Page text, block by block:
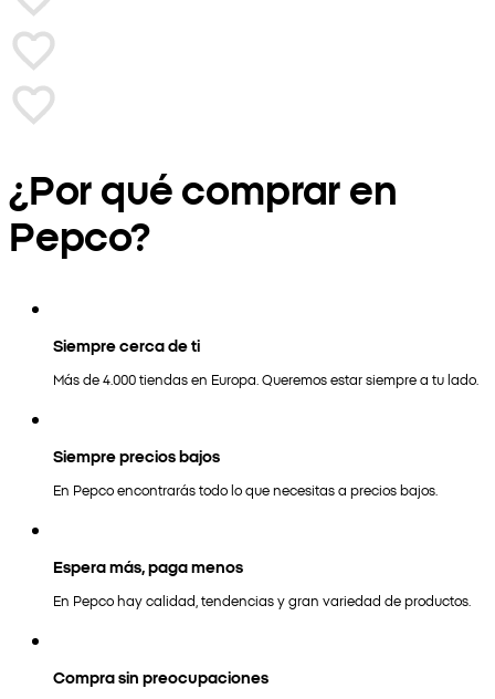
¿Por qué comprar en
Pepco?
Siempre cerca de ti
Más de 4.000 tiendas en Europa. Queremos estar siempre a tu lado.
Siempre precios bajos
En Pepco encontrarás todo lo que necesitas a precios bajos.
Espera más, paga menos
En Pepco hay calidad, tendencias y gran variedad de productos.
Compra sin preocupaciones